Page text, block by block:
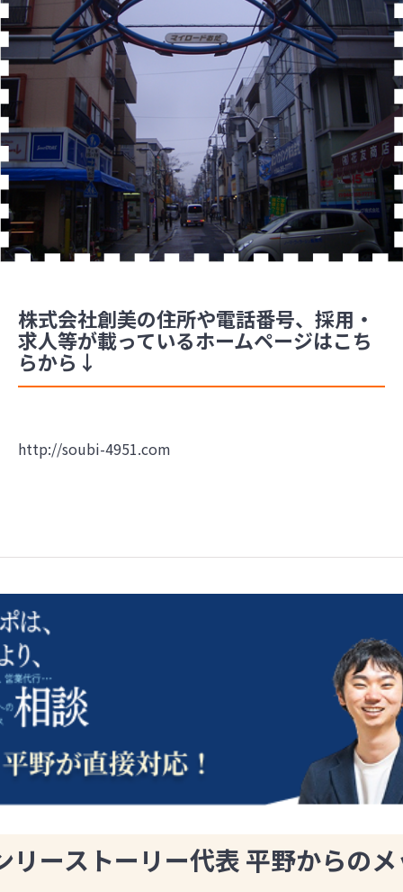
株式会社創美の住所や電話番号、採用・
求人等が載っているホームページはこち
らから↓
http://soubi-4951.com
リーストーリー代表 平野からの